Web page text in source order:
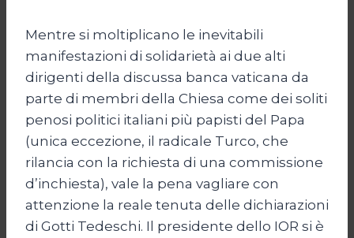
Mentre si moltiplicano le inevitabili
manifestazioni di solidarietà ai due alti
dirigenti della discussa banca vaticana da
parte di membri della Chiesa come dei soliti
penosi politici italiani più papisti del Papa
(unica eccezione, il radicale Turco, che
rilancia con la richiesta di una commissione
d’inchiesta), vale la pena vagliare con
attenzione la reale tenuta delle dichiarazioni
di Gotti Tedeschi. Il presidente dello IOR si è